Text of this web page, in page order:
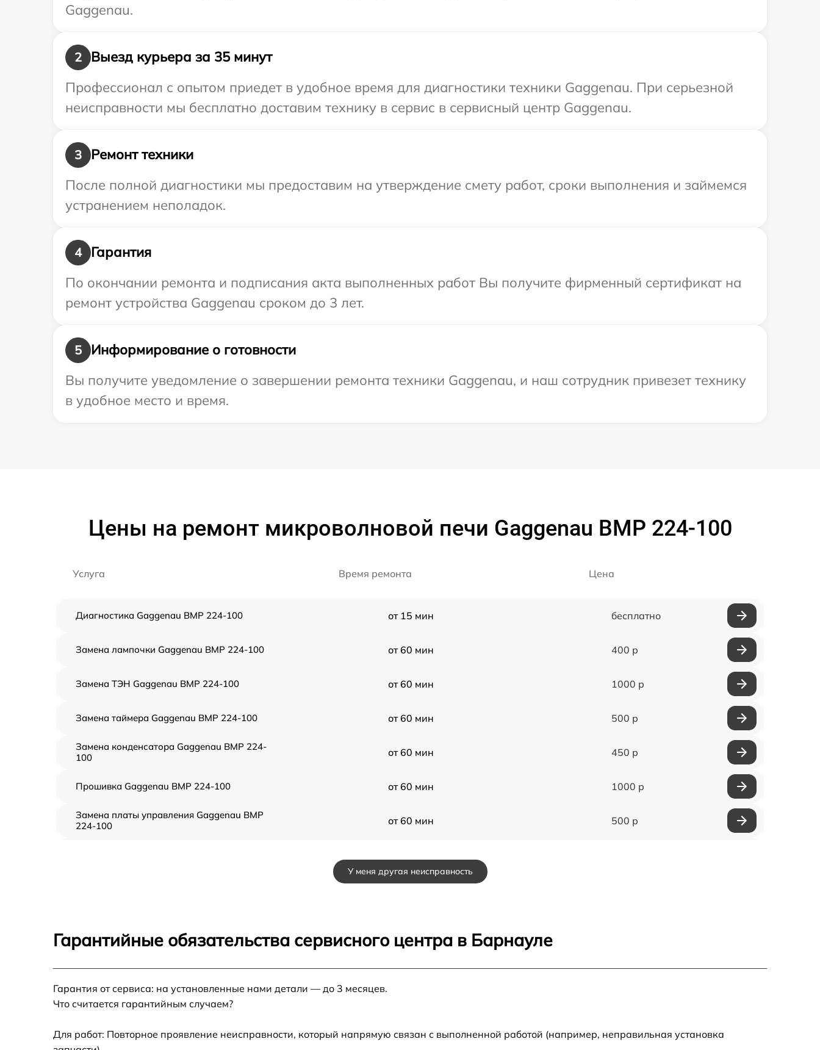
Gaggenau.
2
Выезд курьера за 35 минут
Профессионал с опытом приедет в удобное время для диагностики техники Gaggenau. При серьезной
неисправности мы бесплатно доставим технику в сервис в сервисный центр Gaggenau.
3
Ремонт техники
После полной диагностики мы предоставим на утверждение смету работ, сроки выполнения и займемся
устранением неполадок.
4
Гарантия
По окончании ремонта и подписания акта выполненных работ Вы получите фирменный сертификат на
ремонт устройства Gaggenau сроком до 3 лет.
5
Информирование о готовности
Вы получите уведомление о завершении ремонта техники Gaggenau, и наш сотрудник привезет технику
в удобное место и время.
Цены на ремонт микроволновой печи Gaggenau BMP 224-100
Услуга Время ремонта Цена
Диагностика Gaggenau BMP 224-100 от 15 мин бесплатно
Замена лампочки Gaggenau BMP 224-100 от 60 мин 400 р
Замена ТЭН Gaggenau BMP 224-100 от 60 мин 1000 р
Замена таймера Gaggenau BMP 224-100 от 60 мин 500 р
Замена конденсатора Gaggenau BMP 224-
100
от 60 мин 450 р
Прошивка Gaggenau BMP 224-100 от 60 мин 1000 р
Замена платы управления Gaggenau BMP
224-100
от 60 мин 500 р
Ремонт волновода Gaggenau BMP 224-100
BMP 224-100
У меня другая неисправность
Гарантийные обязательства сервисного центра в Барнауле
Гарантия от сервиса: на установленные нами детали — до 3 месяцев.
Что считается гарантийным случаем?
Для работ: Повторное проявление неисправности, который напрямую связан с выполненной работой (например, неправильная установка